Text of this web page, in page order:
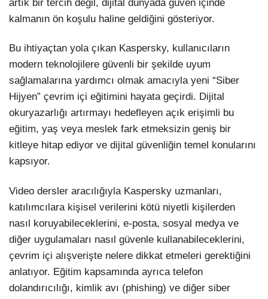
artık bir tercih değil, dijital dünyada güven içinde
kalmanın ön koşulu haline geldiğini gösteriyor.
Bu ihtiyaçtan yola çıkan Kaspersky, kullanıcıların
modern teknolojilere güvenli bir şekilde uyum
sağlamalarına yardımcı olmak amacıyla yeni “Siber
Hijyen” çevrim içi eğitimini hayata geçirdi. Dijital
okuryazarlığı artırmayı hedefleyen açık erişimli bu
eğitim, yaş veya meslek fark etmeksizin geniş bir
kitleye hitap ediyor ve dijital güvenliğin temel konularını
kapsıyor.
Video dersler aracılığıyla Kaspersky uzmanları,
katılımcılara kişisel verilerini kötü niyetli kişilerden
nasıl koruyabileceklerini, e-posta, sosyal medya ve
diğer uygulamaları nasıl güvenle kullanabileceklerini,
çevrim içi alışverişte nelere dikkat etmeleri gerektiğini
anlatıyor. Eğitim kapsamında ayrıca telefon
dolandırıcılığı, kimlik avı (phishing) ve diğer siber